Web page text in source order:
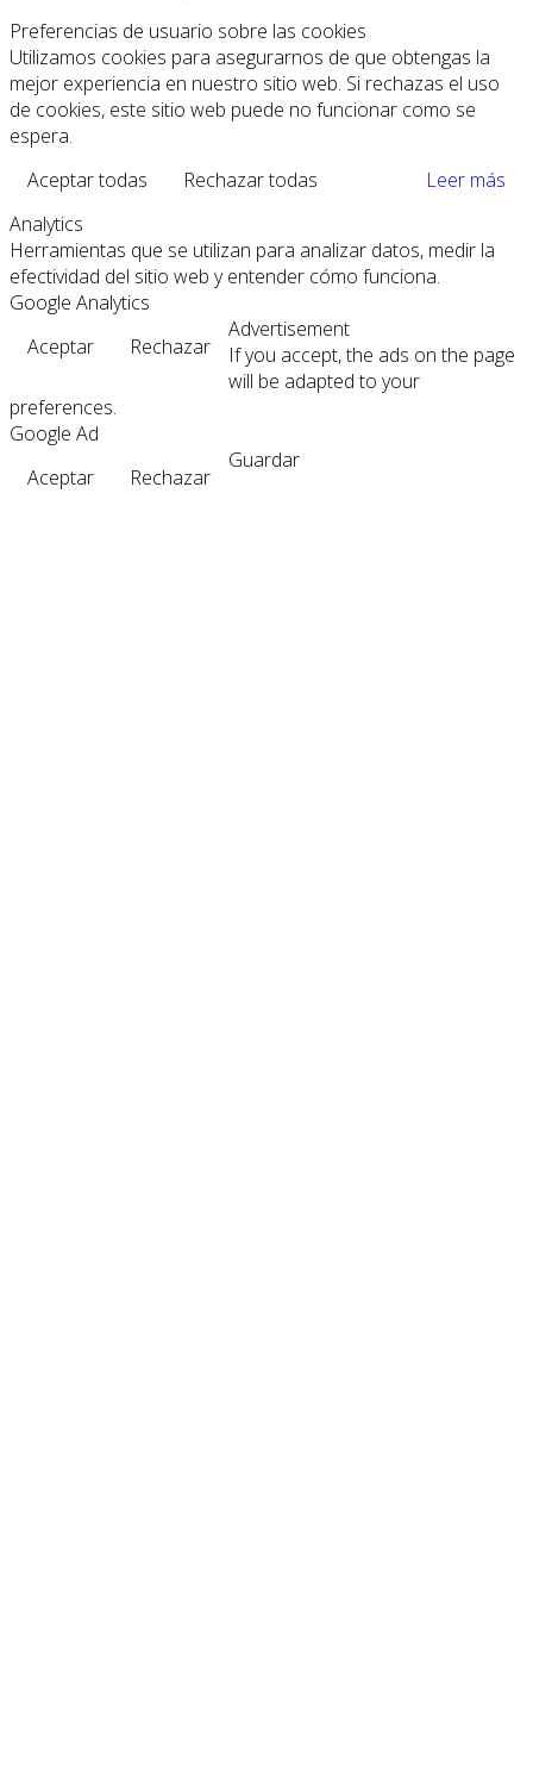
Preferencias de usuario sobre las cookies
Utilizamos cookies para asegurarnos de que obtengas la
mejor experiencia en nuestro sitio web. Si rechazas el uso
de cookies, este sitio web puede no funcionar como se
espera.
Aceptar todas
Rechazar todas
Leer más
Analytics
Herramientas que se utilizan para analizar datos, medir la
efectividad del sitio web y entender cómo funciona.
Google Analytics
Aceptar
Rechazar
Advertisement
If you accept, the ads on the page
will be adapted to your
preferences.
Google Ad
Aceptar
Rechazar
Guardar